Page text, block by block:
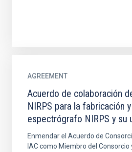
AGREEMENT
Acuerdo de colaboración
NIRPS para la fabricación
espectrógrafo NIRPS y su
Enmendar el Acuerdo de
IAC como Miembro del